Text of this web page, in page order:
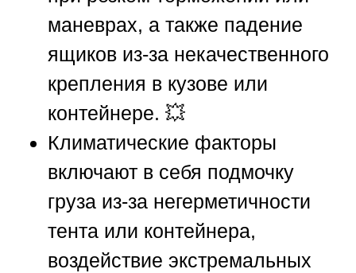
маневрах, а также падение
ящиков из-за некачественного
крепления в кузове или
контейнере. 💥
Климатические факторы
включают в себя подмочку
груза из-за негерметичности
тента или контейнера,
воздействие экстремальных